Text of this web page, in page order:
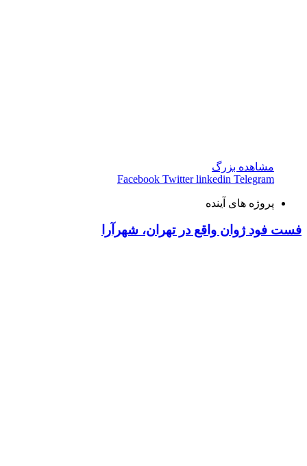
مشاهده بزرگ
Facebook Twitter linkedin Telegram
پروژه های آینده
فست فود ژوان واقع در تهران، شهرآرا